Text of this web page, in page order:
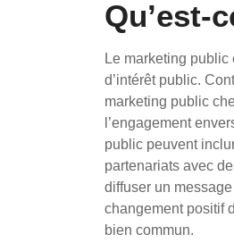
Qu’est-
Le marketing
d’intérêt public.
marketing public
l’engagement
public peuvent
partenariats avec
diffuser un
changement positif
bien commun.